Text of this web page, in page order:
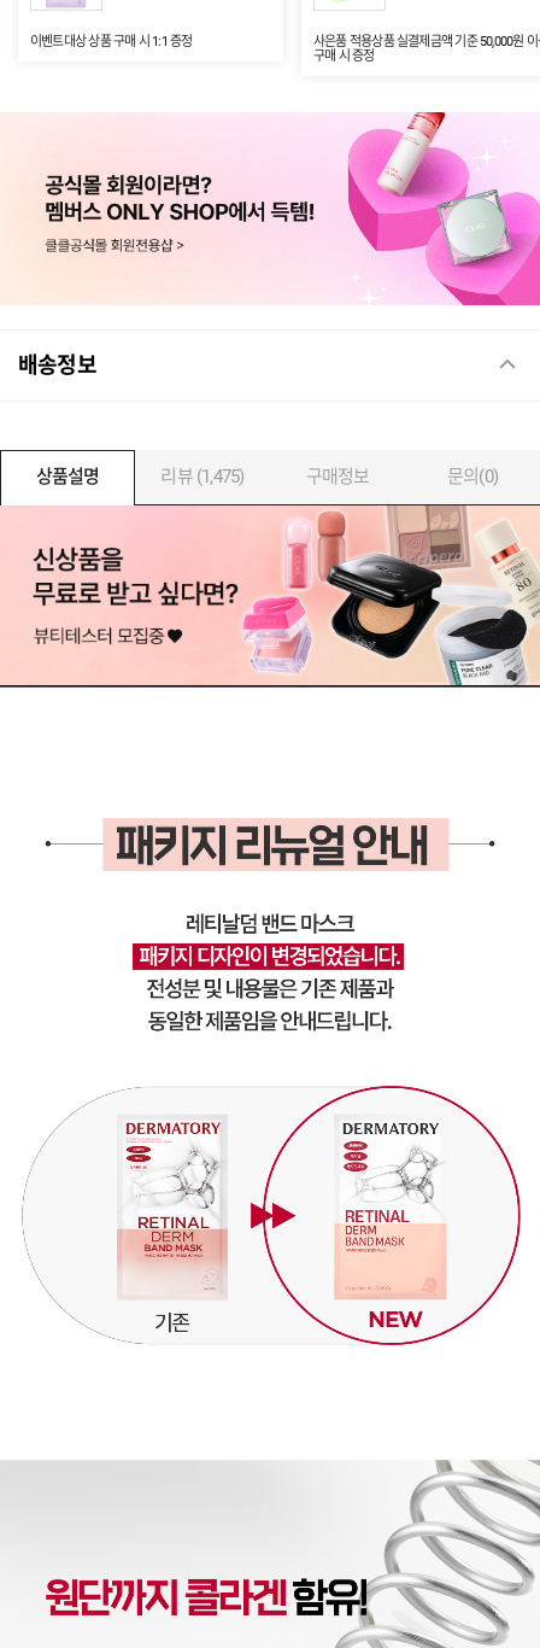
이벤트대상 상품 구매 시 1:1 증정
사은품 적용상품 실결제금액 기준 50,000원 이
구매 시 증정
배송정보
상품설명 리뷰 (1,475) 구매정보 문의(0)